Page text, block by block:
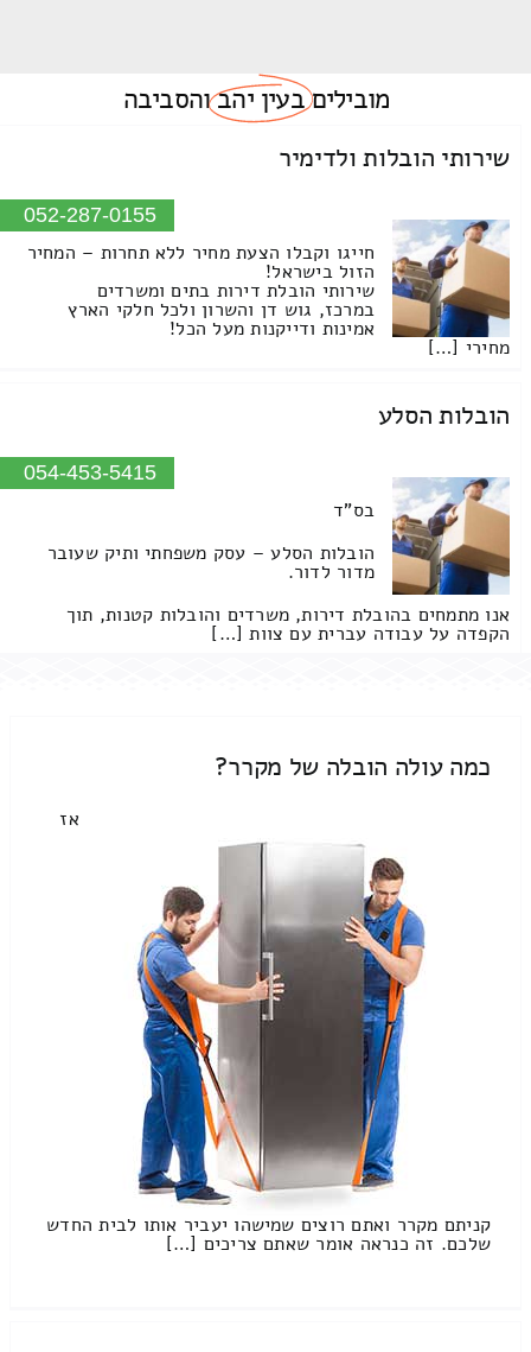
מוביליםבעין יהבוהסביבה
שירותי הובלות ולדימיר
052-287-0155
חייגו וקבלו הצעת מחיר ללא תחרות – המחיר
הזול בישראל!
שירותי הובלת דירות בתים ומשרדים
במרכז, גוש דן והשרון ולכל חלקי הארץ
אמינות ודייקנות מעל הכל!
מחירי […]
הובלות הסלע
054-453-5415
בס"ד
הובלות הסלע – עסק משפחתי ותיק שעובר
מדור לדור.
אנו מתמחים בהובלת דירות, משרדים והובלות קטנות, תוך
הקפדה על עבודה עברית עם צוות […]
כמה עולה הובלה של מקרר?
אז
קניתם מקרר ואתם רוצים שמישהו יעביר אותו לבית החדש
שלכם. זה כנראה אומר שאתם צריכים […]